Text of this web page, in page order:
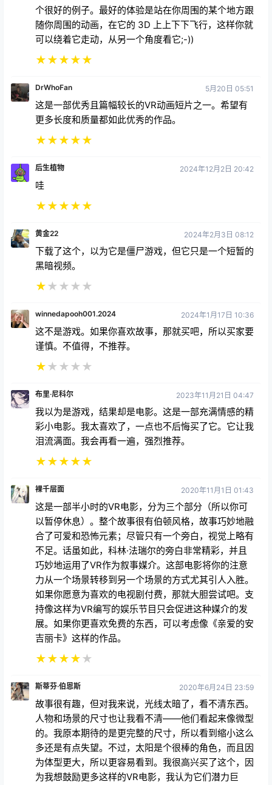
个很好的例子。最好的体验是站在你周围的某个地方跟
随你周围的动画，在它的 3D 上上下下飞行，这样你就
可以绕着它走动，从另一个角度看它;-))
★★★★★
DrWhoFan 5月20日 05:51
这是一部优秀且篇幅较长的VR动画短片之一。希望有
更多长度和质量都如此优秀的作品。
★★★★★
后生植物 2024年12月2日 20:42
哇
★★★★★
黄金22 2024年2月3日 08:12
下载了这个，以为它是僵尸游戏，但它只是一个短暂的
黑暗视频。
★★ ★ ★ ★
winnedapooh001.2024 2024年1月17日 10:36
这不是游戏。如果你喜欢故事，那就买吧，所以买家要
谨慎。不值得，不推荐。
★★ ★ ★ ★
布里·尼科尔 2023年11月21日 04:47
我以为是游戏，结果却是电影。这是一部充满情感的精
彩小电影。我太喜欢了，一点也不后悔买了它。它让我
泪流满面。我会再看一遍，强烈推荐。
★★★★★
裸千层面 2020年11月1日 01:43
这是一部半小时的VR电影，分为三个部分（所以你可
以暂停休息）。整个故事很有伯顿风格，故事巧妙地融
合了可爱和恐怖元素；尽管只有一个旁白，视觉上略有
不足。话虽如此，科林·法瑞尔的旁白非常精彩，并且
巧妙地运用了VR作为叙事媒介。这部电影将你的注意
力从一个场景转移到另一个场景的方式尤其引人入胜。
如果你愿意为喜欢的电视剧付费，那就大胆尝试吧。支
持像这样为VR编写的娱乐节目只会促进这种媒介的发
展。如果你更喜欢免费的东西，可以考虑像《亲爱的安
吉丽卡》这样的作品。
★★★★★
斯蒂芬·伯恩斯 2020年6月24日 23:59
故事很有趣，但对我来说，光线太暗了，看不清东西。
人物和场景的尺寸也让我看不清——他们看起来像微型
的。我原本期待的是更完整的尺寸，所以看到缩小这么
多还是有点失望。不过，太阳是个很棒的角色，而且因
为体型更大，所以更容易看到。我很高兴买了这个，因
为我想鼓励更多这样的VR电影，我认为它们潜力巨